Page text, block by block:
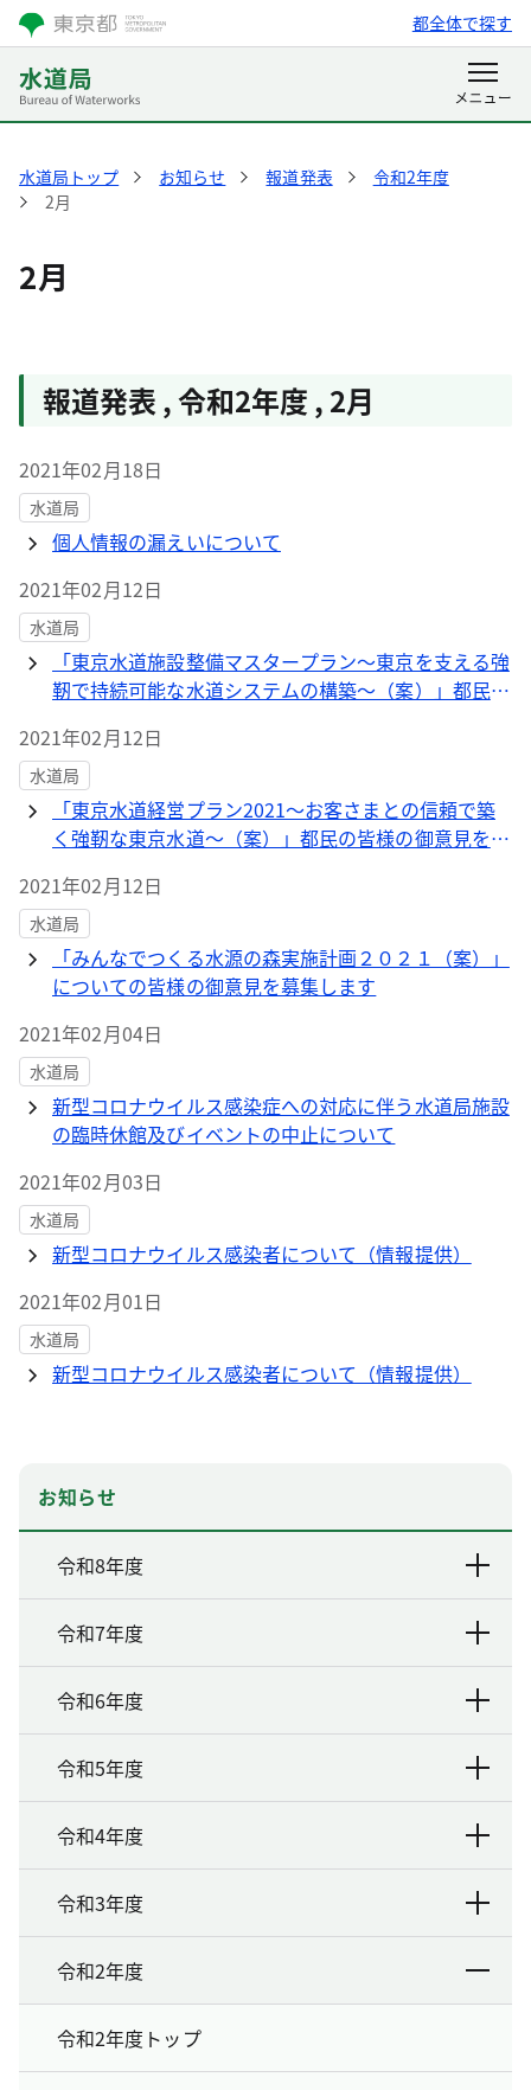
都全体で探す
水道局トップ お知らせ 報道発表
令和2年度
2月
2月
報道発表 ,令和2年度 , 2月
2021年02月18日
水道局
個人情報の漏えいについて
2021年02月12日
水道局
「東京水道施設整備マスタープラン～東京を支える強
靭で持続可能な水道システムの構築～（案）」都民の
2021年02月12日
水道局
「東京水道経営プラン2021～お客さまとの信頼で築
く強靭な東京水道～（案）」都民の皆様の御意見を募
2021年02月12日
水道局
「みんなでつくる水源の森実施計画２０２１（案）」
についての皆様の御意見を募集します
2021年02月04日
水道局
新型コロナウイルス感染症への対応に伴う水道局施設
の臨時休館及びイベントの中止について
2021年02月03日
水道局
新型コロナウイルス感染者について（情報提供）
2021年02月01日
水道局
新型コロナウイルス感染者について（情報提供）
お知らせ
令和8年度
令和7年度
令和6年度
令和5年度
令和4年度
令和3年度
令和2年度
令和2年度トップ